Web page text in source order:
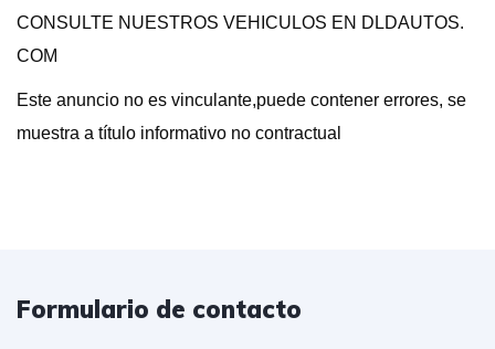
CONSULTE NUESTROS VEHICULOS EN DLDAUTOS.
COM
Este anuncio no es vinculante,puede contener errores, se
muestra a título informativo no contractual
Formulario de contacto